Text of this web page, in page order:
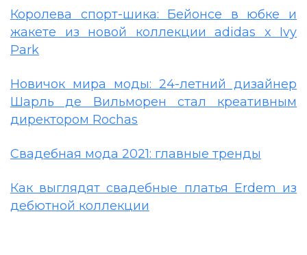
Королева спорт-шика: Бейонсе в юбке и
жакете из новой коллекции adidas x Ivy
Park
Новичок мира моды: 24-летний дизайнер
Шарль де Вильморен стал креативным
директором Rochas
Свадебная мода 2021: главные тренды
Как выглядят свадебные платья Erdem из
дебютной коллекции